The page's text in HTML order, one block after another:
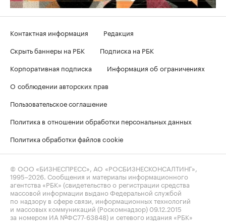
Контактная информация
Редакция
Скрыть баннеры на РБК
Подписка на РБК
Корпоративная подписка
Информация об ограничениях
О соблюдении авторских прав
Пользовательское соглашение
Политика в отношении обработки персональных данных
Политика обработки файлов cookie
© ООО «БИЗНЕСПРЕСС», АО «РОСБИЗНЕСКОНСАЛТИНГ»,
1995–2026 . Сообщения и материалы информационного
агентства «РБК» (свидетельство о регистрации средства
массовой информации выдано Федеральной службой
по надзору в сфере связи, информационных технологий
и массовых коммуникаций (Роскомнадзор) 09.12.2015
за номером ИА №ФС77-63848) и сетевого издания «РБК»